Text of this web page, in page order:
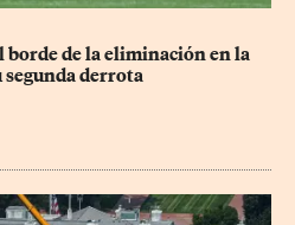
borde de la eliminación en la
segunda derrota